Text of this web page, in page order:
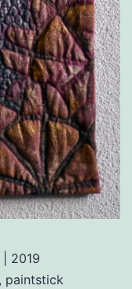
2019
paintstick